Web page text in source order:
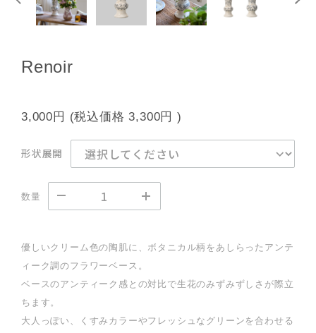
Renoir
3,000円 (税込価格3,300円 )
形状展開
数量
優しいクリーム色の陶肌に、ボタニカル柄をあしらったアンテ
ィーク調のフラワーベース。
ベースのアンティーク感との対比で生花のみずみずしさが際立
ちます。
大人っぽい、くすみカラーやフレッシュなグリーンを合わせる